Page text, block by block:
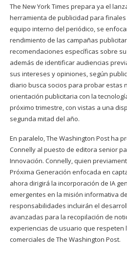
The New York Times prepara ya el
herramienta de publicidad para
equipo interno del periódico, se
rendimiento de las campañas
recomendaciones específicas sobre
además de identificar audiencias
sus intereses y opiniones, según
diario busca socios para probar estas
orientación publicitaria con la
próximo trimestre, con vistas a una
segunda mitad del año.
En paralelo, The Washington Post ha
Connelly al puesto de editora senior
Innovación. Connelly, quien
Próxima Generación enfocada en
ahora dirigirá la incorporación de IA
emergentes en la misión informativa
responsabilidades incluirán el
avanzadas para la recopilación de
experiencias de usuario que
comerciales de The Washington Post.